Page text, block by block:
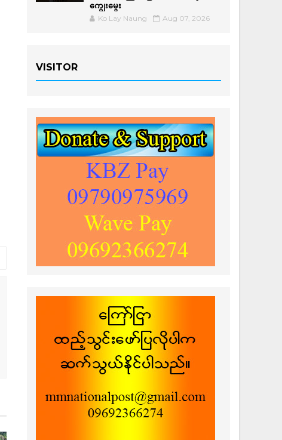
ကျွေးမွေး
Ko Lay Naung Aug 07, 2026
VISITOR